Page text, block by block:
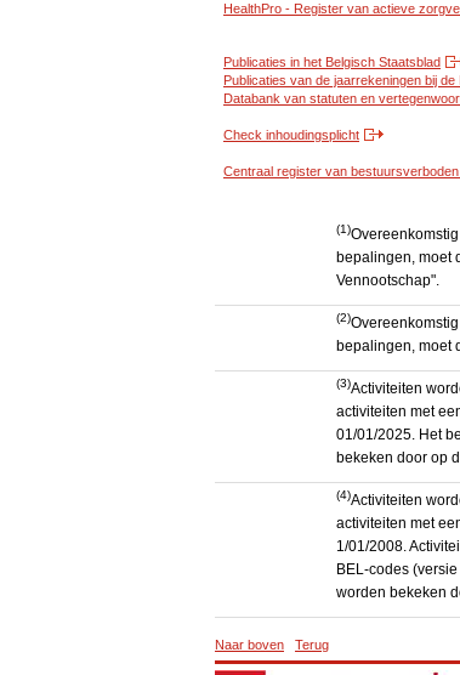
HealthPro - Register van actieve
Publicaties in het Belgisch Staatsblad
Publicaties van de jaarrekeningen bij de
Databank van statuten en
Check inhoudingsplicht
Centraal register van
(1)
bepalingen, moet
Vennootschap".
(2)
bepalingen, moet
(3)Activiteiten
activiteiten met
01/01/2025. Het
bekeken door op
(4)Activiteiten
activiteiten met
1/01/2008.
BEL-codes
worden bekeken
Naar boven Terug